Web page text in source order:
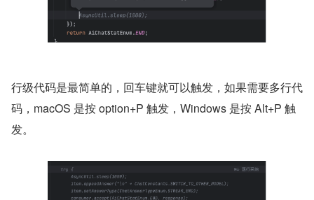
行级代码是最简单的，回车键就可以触发，如果需要多行代
码，macOS 是按 option+P 触发，Windows 是按 Alt+P 触
发。